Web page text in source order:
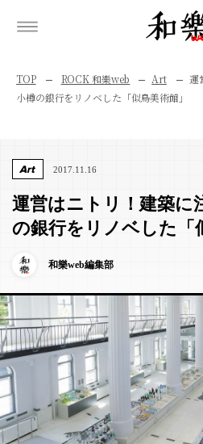
TOP ROCK 和樂web Art
運
小樽の銀行をリノベした「似鳥美術館」
Art 2017.11.16
運営はニトリ！建築に
の銀行をリノベした「
和樂web編集部